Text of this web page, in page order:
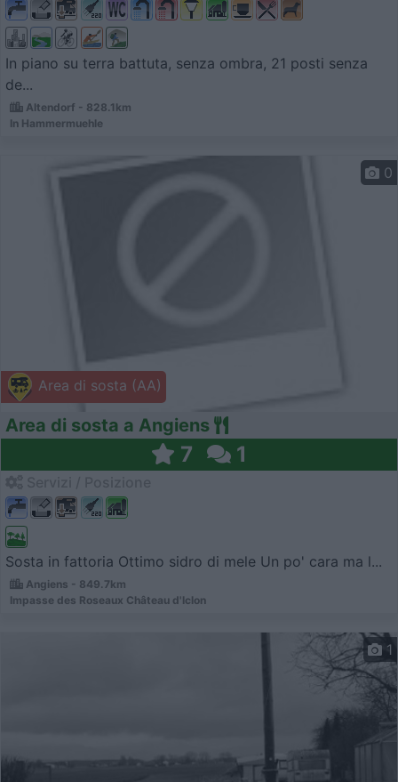
In piano su terra battuta, senza ombra, 21 posti senza
de...
Altendorf - 828.1km
In Hammermuehle
Area di sosta (AA)
0
Area di sosta a Angiens
7 1
Sosta in fattoria Ottimo sidro di mele Un po' cara ma l...
Angiens - 849.7km
Impasse des Roseaux Château d'Iclon
1